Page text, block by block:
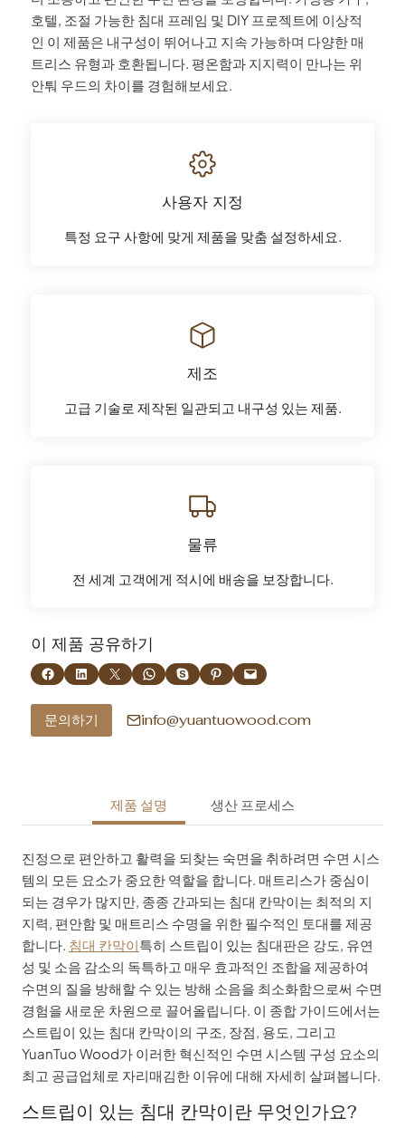
호텔, 조절 가능한 침대 프레임 및 DIY 프로젝트에 이상적
인 이 제품은 내구성이 뛰어나고 지속 가능하며 다양한 매
트리스 유형과 호환됩니다. 평온함과 지지력이 만나는 위
안퉈 우드의 차이를 경험해보세요.
사용자 지정
특정 요구 사항에 맞게 제품을 맞춤 설정하세요.
제조
고급 기술로 제작된 일관되고 내구성 있는 제품.
물류
전 세계 고객에게 적시에 배송을 보장합니다.
이 제품 공유하기
페이스북에 공유 LinkedIn에서 공유 X에서 공유 WhatsApp에서 공유 Skype에서 공유 Pinterest에 공유 이 페이지에 이메일 보내기
문의하기 info@yuantuowood.com
제품 설명 생산 프로세스
진정으로 편안하고 활력을 되찾는 숙면을 취하려면 수면 시스
템의 모든 요소가 중요한 역할을 합니다. 매트리스가 중심이
되는 경우가 많지만, 종종 간과되는 침대 칸막이는 최적의 지
지력, 편안함 및 매트리스 수명을 위한 필수적인 토대를 제공
합니다. 침대 칸막이특히 스트립이 있는 침대판은 강도, 유연
성 및 소음 감소의 독특하고 매우 효과적인 조합을 제공하여
수면의 질을 방해할 수 있는 방해 소음을 최소화함으로써 수면
경험을 새로운 차원으로 끌어올립니다. 이 종합 가이드에서는
스트립이 있는 침대 칸막이의 구조, 장점, 용도, 그리고
YuanTuo Wood가 이러한 혁신적인 수면 시스템 구성 요소의
최고 공급업체로 자리매김한 이유에 대해 자세히 살펴봅니다.
스트립이 있는 침대 칸막이란 무엇인가요?